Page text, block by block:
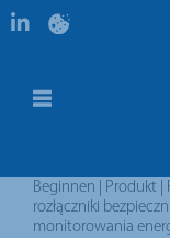
Beginnen Produkt
rozłączniki
monitorowania